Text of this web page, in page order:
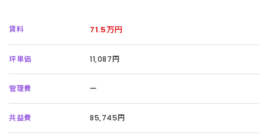
賃料 71.5万円
坪単価 11,087円
管理費 ー
共益費 85,745円